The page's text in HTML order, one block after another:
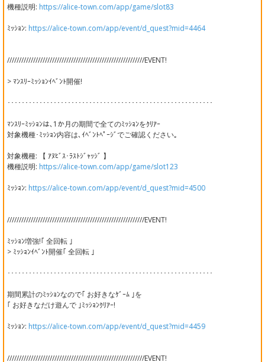
機種説明: https://alice-town.com/app/game/slot83
ﾐｯｼｮﾝ: https://alice-town.com/app/event/d_quest?mid=4464
//////////////////////////////////////////////////////////EVENT!
> ﾏﾝｽﾘｰﾐｯｼｮﾝｲﾍﾞﾝﾄ開催!
･･････････････････････････････････････････････････････････
ﾏﾝｽﾘｰﾐｯｼｮﾝは､1か月の期間で全てのﾐｯｼｮﾝをｸﾘｱｰ
対象機種･ﾐｯｼｮﾝ内容は､ｲﾍﾞﾝﾄﾍﾟｰｼﾞでご確認ください｡
対象機種: 【 ｱﾇﾋﾞｽ･ﾗｽﾄｼﾞｬｯｼﾞ 】
機種説明: https://alice-town.com/app/game/slot123
ﾐｯｼｮﾝ: https://alice-town.com/app/event/d_quest?mid=4500
//////////////////////////////////////////////////////////EVENT!
ﾐｯｼｮﾝ増強!｢ 全回転 ｣
> ﾐｯｼｮﾝｲﾍﾞﾝﾄ開催｢ 全回転 ｣
･･････････････････････････････････････････････････････････
期間累計のﾐｯｼｮﾝなので｢ お好きなｹﾞｰﾑ ｣を
｢ お好きなだけ遊んで ｣ﾐｯｼｮﾝｸﾘｱｰ!
ﾐｯｼｮﾝ: https://alice-town.com/app/event/d_quest?mid=4459
//////////////////////////////////////////////////////////EVENT!